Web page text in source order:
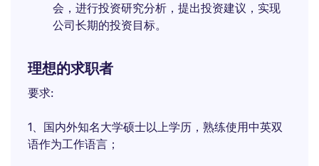
会，进行投资研究分析，提出投资建议，实现
公司长期的投资目标。
理想的求职者
要求:
1、国内外知名大学硕士以上学历，熟练使用中英双
语作为工作语言；